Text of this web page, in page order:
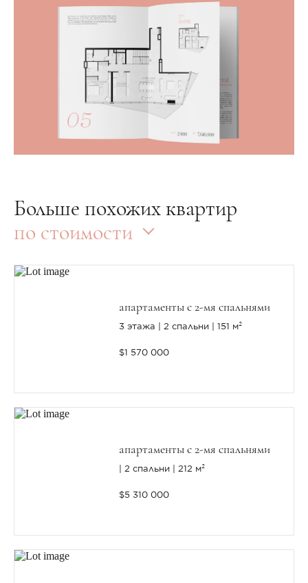
Больше похожих квартир
по стоимости
апартаменты с 2-мя спальнями
3 этажа 2 спальни 151 м²
$1 570 000
апартаменты с 2-мя спальнями
2 спальни 212 м²
$5 310 000